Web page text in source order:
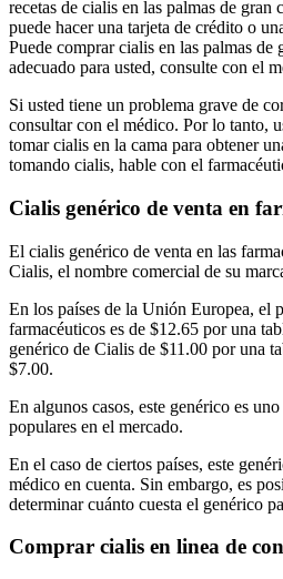
recetas de cialis en las palmas de gran
puede hacer una tarjeta de crédito o
Puede comprar cialis en las palmas de
adecuado para usted, consulte con el
Si usted tiene un problema grave de
consultar con el médico. Por lo tanto,
tomar cialis en la cama para obtener
tomando cialis, hable con el
Cialis genérico de venta en
El cialis genérico de venta en las
Cialis, el nombre comercial de su
En los países de la Unión Europea, el
farmacéuticos es de $12.65 por una
genérico de Cialis de $11.00 por una
$7.00.
En algunos casos, este genérico es
populares en el mercado.
En el caso de ciertos países, este
médico en cuenta. Sin embargo, es
determinar cuánto cuesta el genérico
Comprar cialis en linea de